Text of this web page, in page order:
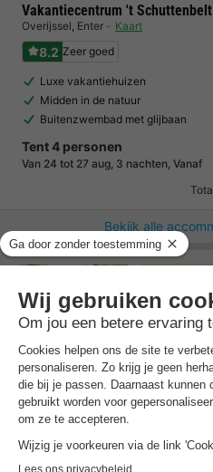
Vakantiecentrum 't Schuttenbelt
Overijssel, Enter Kaart
8.2 Zeer goed
Luxe vakantiehuizen
Midden in de natuur
Buitenzwembad met glijbaan
Tent 4 personen
Van 24 tot 27 aug, 3 nachten, Vanaf
Bekijk alle
Boek nu
profiteer